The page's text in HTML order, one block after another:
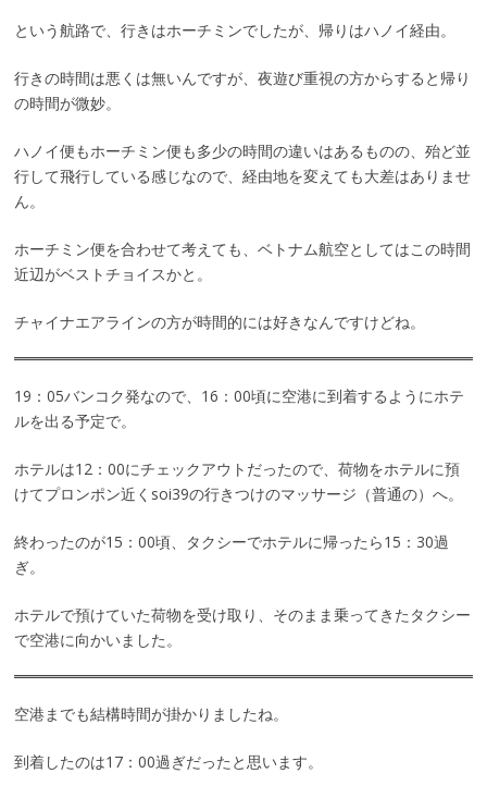
という航路で、行きはホーチミンでしたが、帰りはハノイ経由。
行きの時間は悪くは無いんですが、夜遊び重視の方からすると帰り
の時間が微妙。
ハノイ便もホーチミン便も多少の時間の違いはあるものの、殆ど並
行して飛行している感じなので、経由地を変えても大差はありませ
ん。
ホーチミン便を合わせて考えても、ベトナム航空としてはこの時間
近辺がベストチョイスかと。
チャイナエアラインの方が時間的には好きなんですけどね。
19：05バンコク発なので、16：00頃に空港に到着するようにホテ
ルを出る予定で。
ホテルは12：00にチェックアウトだったので、荷物をホテルに預
けてプロンポン近くsoi39の行きつけのマッサージ（普通の）へ。
終わったのが15：00頃、タクシーでホテルに帰ったら15：30過
ぎ。
ホテルで預けていた荷物を受け取り、そのまま乗ってきたタクシー
で空港に向かいました。
空港までも結構時間が掛かりましたね。
到着したのは17：00過ぎだったと思います。